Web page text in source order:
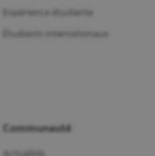
Expérience étudiante
Étudiants internationaux
Communauté